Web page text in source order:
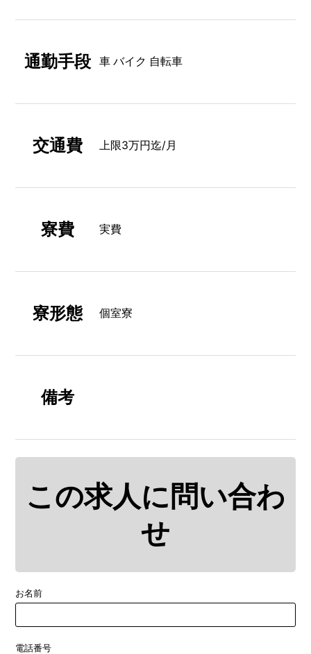
通勤手段 車 バイク 自転車
交通費 上限3万円迄/月
寮費 実費
寮形態 個室寮
備考
この求人に問い合わ
せ
お名前
電話番号